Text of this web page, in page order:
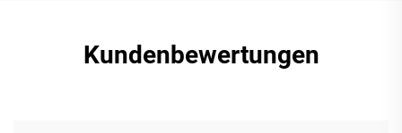
Kundenbewertungen